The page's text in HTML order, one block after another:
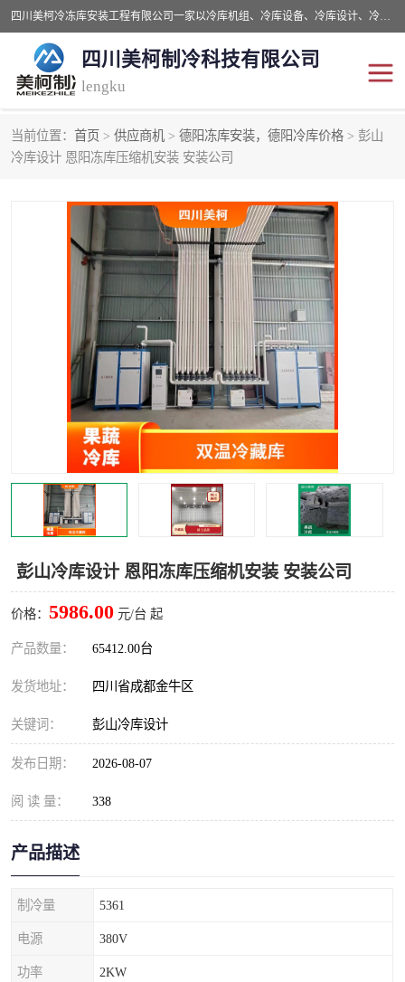
四川美柯冷冻库安装工程有限公司一家以冷库机组、冷库设备、冷库设计、冷冻库设备销售、冷库安装、冻库安装价格及技术服务为一体的综合企业，咨询热线：同等设备材料优惠10% 。公司各种类型安装组合式冷库、冷冻库、冷藏库、气调保鲜库、并提供成套设备供应、安装与调试、维护与维修、技术咨询、操作维修人员技术培训等
四川美柯制冷科技有限公司
lengku
当前位置： 首页 > 供应商机 > 德阳冻库安装，德阳冷库价格 > 彭山
冷库设计 恩阳冻库压缩机安装 安装公司
彭山冷库设计 恩阳冻库压缩机安装 安装公司
价格： 5986.00 元/台 起
产品数量： 65412.00台
发货地址： 四川省成都金牛区
关键词： 彭山冷库设计
发布日期： 2026-08-07
阅 读 量： 338
产品描述
制冷量 5361
电源 380V
功率 2KW
冷库安装，冷库价格 四川冷库，四川冻库安装
成都冻库，成都冻库价格 绵阳冻库,绵阳保鲜冷库
德阳冻库安装，德阳冷库 广元冻库安装,广元冻库造
价
南充冻库设计,南充冻库安 遂宁冻库
资阳冻库，资阳冻库安装 泸州冻库，泸州冷库
乐山冻库,乐山保鲜冷库 自贡冻库组装
雅安冷库,雅安冻库 攀枝花冻库
烘干冷链 冻库安装，小型冻库造价
内江冷库，内江冻库 宜宾冷库，宜宾冻库设备